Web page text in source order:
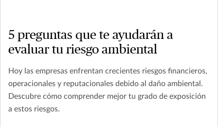
5 preguntas que te ayudarán a
evaluar tu riesgo ambiental
Hoy las empresas enfrentan crecientes riesgos financieros,
operacionales y reputacionales debido al daño ambiental.
Descubre cómo comprender mejor tu grado de exposición
a estos riesgos.